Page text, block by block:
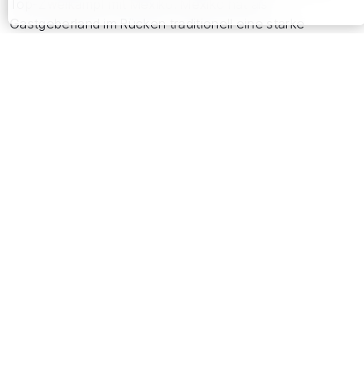
Gastgeberland im Rücken traditionell eine starke